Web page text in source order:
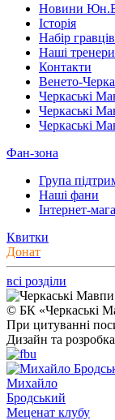
Новини
Історія
Набір гравців
Наші тренери
Контакти
Венето-
Черкаські
Черкаські
Черкаські
Фан-зона
Група
Наші фани
Інтернет-
Квитки
Донат
всі розділи
© БК «Черкаські
При цитуванні
Дизайн та
Михайло
Бродський
Меценат клубу